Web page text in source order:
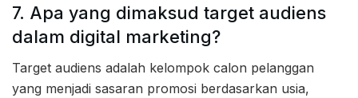
7. Apa yang dimaksud target audiens
dalam digital marketing?
Target audiens adalah kelompok calon pelanggan
yang menjadi sasaran promosi berdasarkan usia,